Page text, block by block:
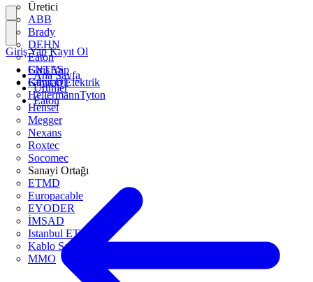
Üretici
ABB
Brady
DEHN
Eaton
ENTES
Günsan Elektrik
HellermannTyton
Hensel
Megger
Nexans
Roxtec
Socomec
Sanayi Ortağı
ETMD
Europacable
EYODER
İMSAD
Istanbul ETO
Kablo Sanayicileri Derneği
MMO
Giriş Yap
Kayıt Ol
Giriş Yap Kayıt Ol
Ana Sayfa
Ürünler
Eaton